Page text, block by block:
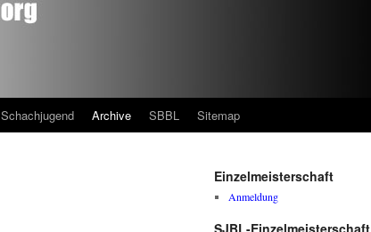
Schachjugend Archive SBBL Sitemap
Einzelmeisterschaft
Anmeldung
SJBL-Einzelmeisterschaft